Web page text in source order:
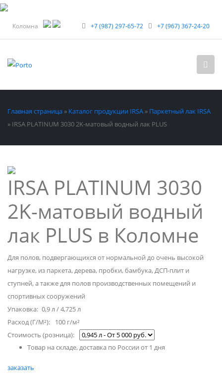
Коломна +7 (987) 297-65-72 +7 (967) 367-24-20
Главная страница » Каталог продукции IRSA » Паркетный лак IRSA
» IRSA PLATINUM 3030 2K-матовый водный лак PLUS
IRSA PLATINUM 3030
2K-матовый водный
лак PLUS в Коломне
Для полов, подвергающихся от нормальной до очень высокой
нагрузке, из паркета, дерева, пробки, бамбука, ДСП-плит и
ступней, а также для полов производственных помещений и
спортивных сооружений
Упаковка: 0,9 л / 4,725 л
Расход (Г/М²): 100 г/м²
Стоимость (розница):
Товар на складе, доставка по России от 1 дня
заказать